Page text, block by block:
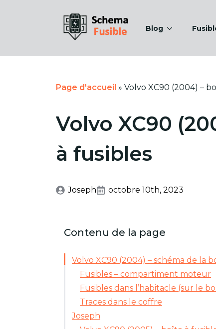
Blog
Page d'accueil » Volvo XC90 (2004) –
Volvo XC90
à fusibles
Joseph octobre 10th, 2023
Contenu de la page
Volvo XC90 (2004) – schéma de la
Fusibles – compartiment moteur
Fusibles dans l’habitacle (sur le
Traces dans le coffre
Joseph